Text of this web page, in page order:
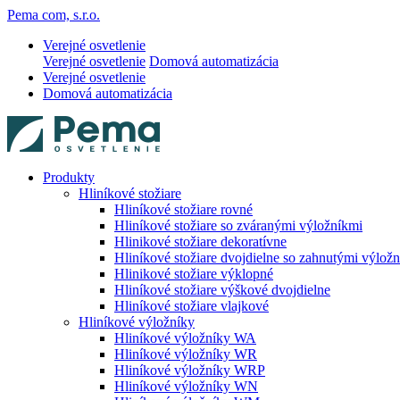
Pema com, s.r.o.
Verejné osvetlenie
Verejné osvetlenie Domová automatizácia
Verejné osvetlenie
Domová automatizácia
Produkty
Hliníkové stožiare
Hliníkové stožiare rovné
Hliníkové stožiare so zváranými výložníkmi
Hlinikové stožiare dekoratívne
Hliníkové stožiare dvojdielne so zahnutými
Hlinikové stožiare výklopné
Hliníkové stožiare výškové dvojdielne
Hliníkové stožiare vlajkové
Hliníkové výložníky
Hliníkové výložníky WA
Hliníkové výložníky WR
Hliníkové výložníky WRP
Hliníkové výložníky WN